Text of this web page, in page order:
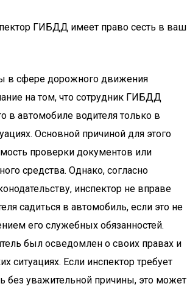
ГИБДД имеет право сесть в ваш
в сфере дорожного движения
на том, что сотрудник ГИБДД
в автомобиле водителя только в
Основной причиной для этого
проверки документов или
средства. Однако, согласно
инспектор не вправе
садиться в автомобиль, если это не
его служебных обязанностей.
был осведомлен о своих правах и
ситуациях. Если инспектор требует
без уважительной причины, это может